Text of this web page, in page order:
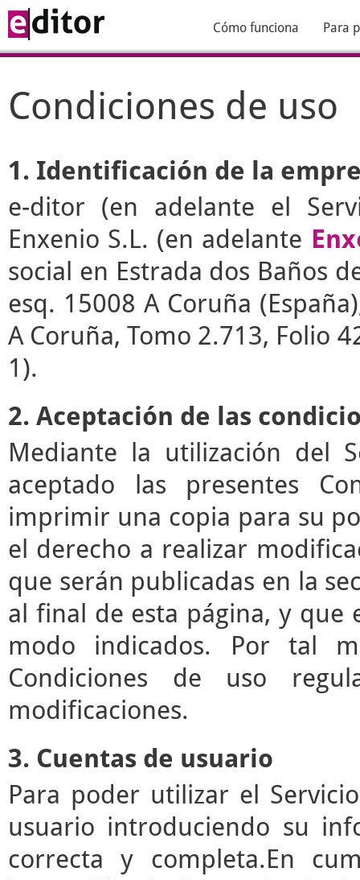
Cómo funciona Para
Condiciones de uso
1. Identificación de la
e-ditor (en adelante el
Enxenio S.L. (en adelante
social en Estrada dos Baños
esq. 15008 A Coruña
A Coruña, Tomo 2.713, Folio
1).
2. Aceptación de las
Mediante la utilización del
aceptado las presentes
imprimir una copia para su
el derecho a realizar
que serán publicadas en la
al final de esta página, y que
modo indicados. Por tal
Condiciones de uso
modificaciones.
3. Cuentas de usuario
Para poder utilizar el
usuario introduciendo su
correcta y completa.En